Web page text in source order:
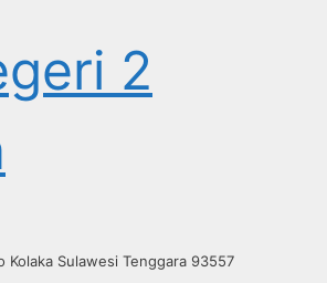
2
Kolaka Sulawesi Tenggara 93557